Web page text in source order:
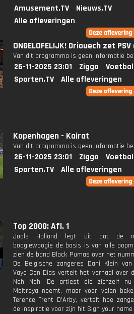
Amusement.TV
Nieuws.TV
Alle afleveringen
ONGELOFELIJK! Driouech zet PSV
Van dit programma is geen informatie
26-11-2025 23:01 Ziggo
Sporten.TV
Alle afleveringen
Kopenhagen - Kairat
Van dit programma is geen informatie
26-11-2025 23:01 Ziggo
Sporten.TV
Alle afleveringen
Top 2000: Afl. 1
Jools Holland legt uit dat de
boogiewoogie de basis is van alle
zien de band Black Pumas over het
De Belgische zangeres Dani Klein
Vaya Con Dias vertelt het verhaal over
Neh Nah. De artiest die zichzelf nu
Maitreya noemt, maar voor velen
Terence Trent D'Arby, vertelt hoe
de inspiratie voor zijn hit Sign your